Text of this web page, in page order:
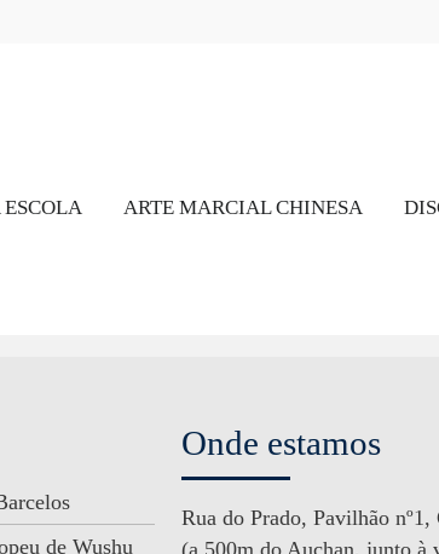
ESCOLA ARTE MARCIAL CHINESA
de Wushu
Onde estamos
Rua do Prado, Pavilhão nº1,
(a 500m do Auchan, junto à